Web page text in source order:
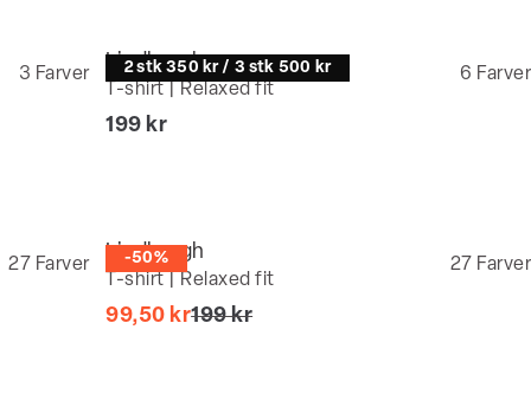
3 Farver 2 stk 350 kr / 3 stk 500 kr
Lindbergh
T-shirt | Relaxed fit
6 Farver
I alt (inkl. rabat)
199 kr
27 Farver -50%
Lindbergh
T-shirt | Relaxed fit
27 Farver
99,50 krI alt (uden rabat)
199 kr